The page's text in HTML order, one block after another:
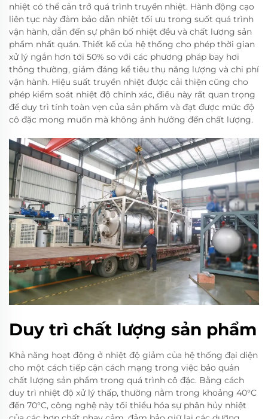
nhiệt có thể cản trở quá trình truyền nhiệt. Hành động cạo
liên tục này đảm bảo dẫn nhiệt tối ưu trong suốt quá trình
vận hành, dẫn đến sự phân bố nhiệt đều và chất lượng sản
phẩm nhất quán. Thiết kế của hệ thống cho phép thời gian
xử lý ngắn hơn tới 50% so với các phương pháp bay hơi
thông thường, giảm đáng kể tiêu thụ năng lượng và chi phí
vận hành. Hiệu suất truyền nhiệt được cải thiện cũng cho
phép kiểm soát nhiệt độ chính xác, điều này rất quan trọng
để duy trì tính toàn vẹn của sản phẩm và đạt được mức độ
cô đặc mong muốn mà không ảnh hưởng đến chất lượng.
Duy trì chất lượng sản phẩm
Khả năng hoạt động ở nhiệt độ giảm của hệ thống đại diện
cho một cách tiếp cận cách mạng trong việc bảo quản
chất lượng sản phẩm trong quá trình cô đặc. Bằng cách
duy trì nhiệt độ xử lý thấp, thường nằm trong khoảng 40°C
đến 70°C, công nghệ này tối thiểu hóa sự phân hủy nhiệt